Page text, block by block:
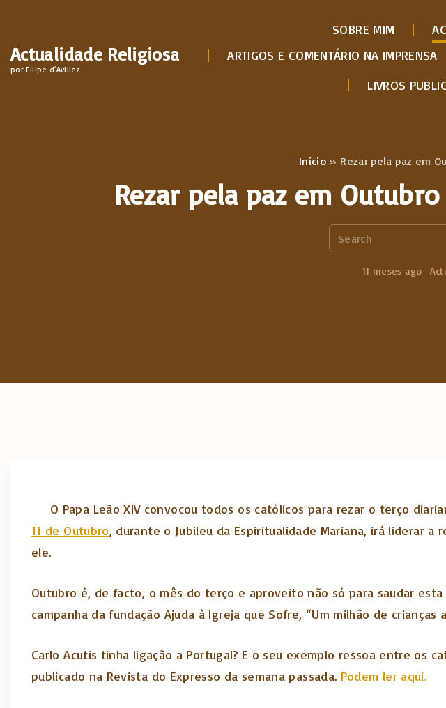
Actualidade Religiosa
por Filipe d'Avillez
SOBRE MIM
ARTIGOS E COMENTÁRIO NA IMPRENSA
LIVROS
Início » Rezar pela paz em
Rezar pela paz em
11 meses ago
O Papa Leão XIV convocou todos os católicos para rezar o terço
11 de Outubro, durante o Jubileu da Espiritualidade Mariana, irá liderar
ele.
Outubro é, de facto, o mês do terço e aproveito não só para saudar
campanha da fundação Ajuda à Igreja que Sofre, “Um milhão de crianças
Carlo Acutis tinha ligação a Portugal? E o seu exemplo ressoa entre os
publicado na Revista do Expresso da semana passada. Podem ler aqui.